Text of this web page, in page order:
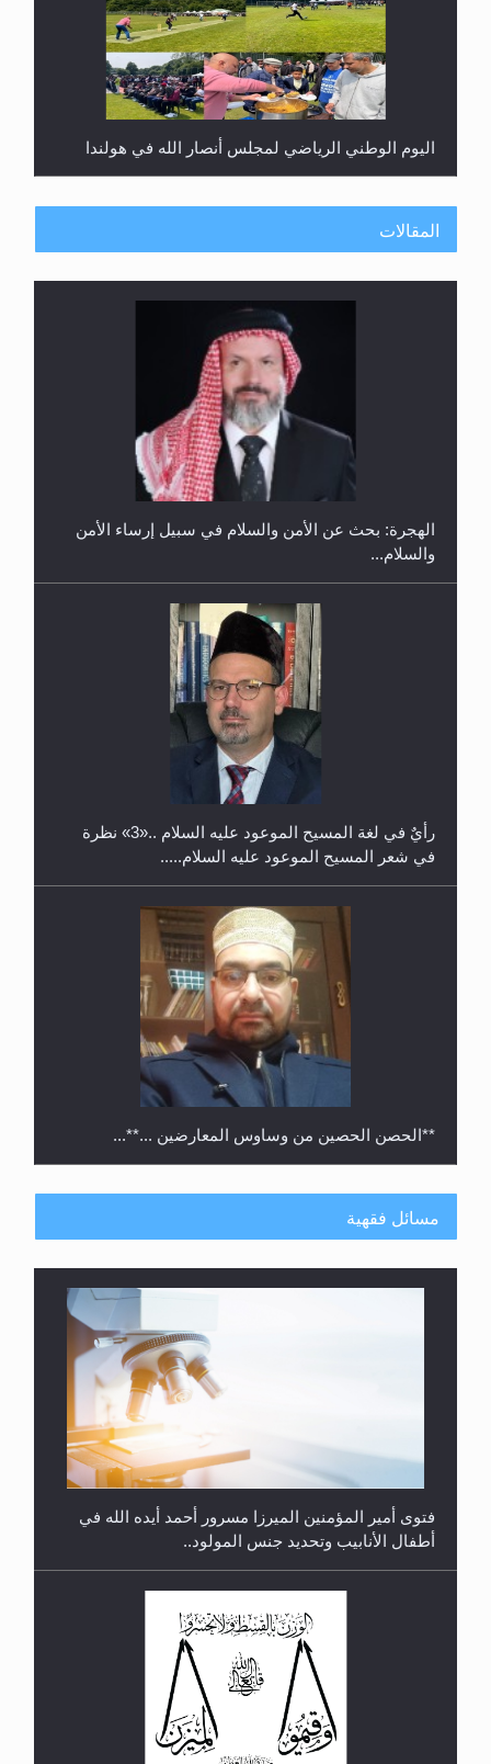
اليوم الوطني الرياضي لمجلس أنصار الله في هولندا
إتمام حفظ القرآن الكريم لثلاثة طلاب من مدرسة الحفظ
حفل توزيع الشهادات في الجامعة الأحمدية بنيجيريا لعام
المقالات
الهجرة: بحث عن الأمن والسلام في سبيل إرساء الأمن
والسلام...
رأيٌ في لغة المسيح الموعود عليه السلام ..«3» نظرة
في شعر المسيح الموعود عليه السلام.....
**الحصن الحصين من وساوس المعارضين ...**...
رأيٌ في لغة المسيح الموعود عليه السلام.. 4...
مسائل فقهية
فتوى أمير المؤمنين الميرزا مسرور أحمد أيده الله في
أطفال الأنابيب وتحديد جنس المولود..